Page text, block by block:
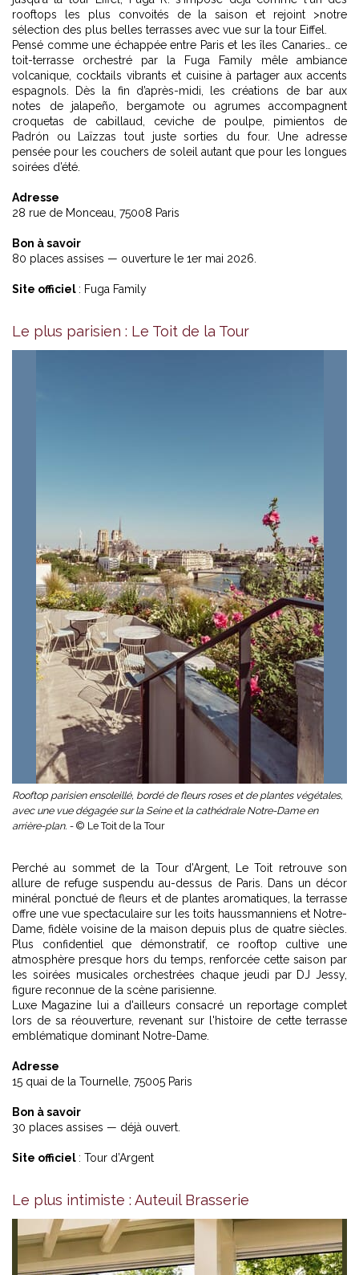
rooftops les plus convoités de la saison et rejoint >notre
sélection des plus belles terrasses avec vue sur la tour Eiffel.
Pensé comme une échappée entre Paris et les îles Canaries… ce
toit-terrasse orchestré par la Fuga Family mêle ambiance
volcanique, cocktails vibrants et cuisine à partager aux accents
espagnols. Dès la fin d’après-midi, les créations de bar aux
notes de jalapeño, bergamote ou agrumes accompagnent
croquetas de cabillaud, ceviche de poulpe, pimientos de
Padrón ou Laïzzas tout juste sorties du four. Une adresse
pensée pour les couchers de soleil autant que pour les longues
soirées d’été.
Adresse
28 rue de Monceau, 75008 Paris
Bon à savoir
80 places assises — ouverture le 1er mai 2026.
Site officiel : Fuga Family
Le plus parisien : Le Toit de la Tour
Rooftop parisien ensoleillé, bordé de fleurs roses et de plantes végétales,
avec une vue dégagée sur la Seine et la cathédrale Notre-Dame en
arrière-plan. - © Le Toit de la Tour
Perché au sommet de la Tour d’Argent, Le Toit retrouve son
allure de refuge suspendu au-dessus de Paris. Dans un décor
minéral ponctué de fleurs et de plantes aromatiques, la terrasse
offre une vue spectaculaire sur les toits haussmanniens et Notre-
Dame, fidèle voisine de la maison depuis plus de quatre siècles.
Plus confidentiel que démonstratif, ce rooftop cultive une
atmosphère presque hors du temps, renforcée cette saison par
les soirées musicales orchestrées chaque jeudi par DJ Jessy,
figure reconnue de la scène parisienne.
Luxe Magazine lui a d'ailleurs consacré un reportage complet
lors de sa réouverture, revenant sur l'histoire de cette terrasse
emblématique dominant Notre-Dame.
Adresse
15 quai de la Tournelle, 75005 Paris
Bon à savoir
30 places assises — déjà ouvert.
Site officiel : Tour d’Argent
Le plus intimiste : Auteuil Brasserie